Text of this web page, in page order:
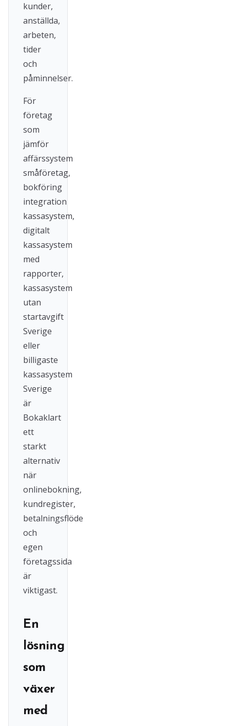
kunder,
anställda,
arbeten,
tider
och
påminnelser.
För
företag
som
jämför
affärssystem
småföretag,
bokföring
integration
kassasystem,
digitalt
kassasystem
med
rapporter,
kassasystem
utan
startavgift
Sverige
eller
billigaste
kassasystem
Sverige
är
Bokaklart
ett
starkt
alternativ
när
onlinebokning,
kundregister,
betalningsflöde
och
egen
företagssida
är
viktigast.
En
lösning
som
växer
med